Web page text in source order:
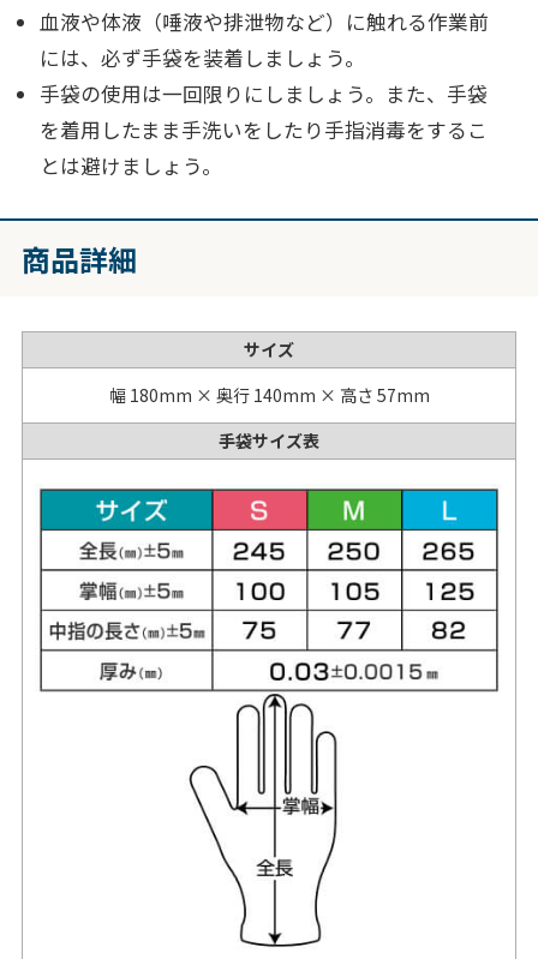
血液や体液（唾液や排泄物など）に触れる作業前
には、必ず手袋を装着しましょう。
手袋の使用は一回限りにしましょう。また、手袋
を着用したまま手洗いをしたり手指消毒をするこ
とは避けましょう。
商品詳細
サイズ
幅 180mm × 奥行 140mm × 高さ 57mm
手袋サイズ表